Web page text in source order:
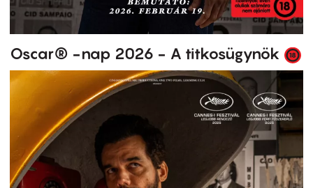
Oscar® -nap 2026 - A titkosügynök